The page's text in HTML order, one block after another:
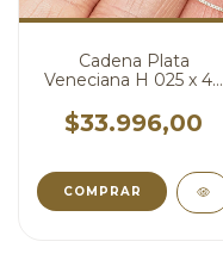
Cadena Plata
Veneciana H 025 x 40
$33.996,00
COMPRAR